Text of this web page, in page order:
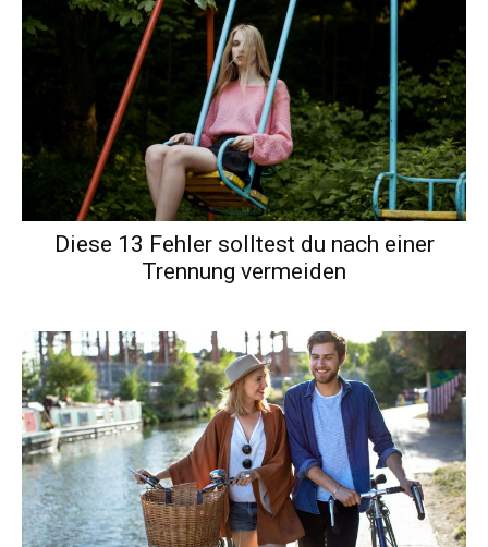
Diese 13 Fehler solltest du nach einer
Trennung vermeiden